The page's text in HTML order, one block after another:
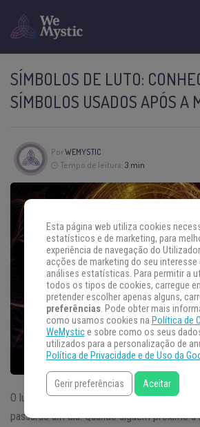
SÍMBOLOS DE LUTO:
SÍMBOLOS USADOS APÓS A
PorWEMYSTIC
Tempo de leitura: 3 min
O luto é um período pelo qual a maioria dos
passarão um dia. Quando alguém próximo
Esta página web utiliza cookies
estatísticos e de marketing, para
experiência de navegação do
acções de marketing do seu interesse
análises estatísticas. Para permitir a
todos os tipos de cookies, carregue
pretender escolher apenas alguns,
preferências. Pode obter mais
como usamos cookies na Política de
WeMystice sobre como os seus
utilizados para a personalização de
Política de Privacidade e de Uso da
Gerir preferências Aceitar